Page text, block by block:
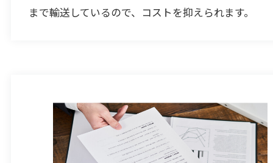
まで輸送しているので、コストを抑えられます。